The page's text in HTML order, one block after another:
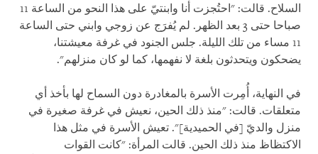
السلاح. قالت: "احتُجزت أنا وابنتيّ على هذا النحو من الساعة 11
صباحا حتى 3 بعد الظهر. لم يُفرَج عن زوجي وابني حتى الساعة
11 مساء من تلك الليلة. جلس الجنود في غرفة معيشتنا،
يضحكون ويتحدثون بلغة لا نفهمها، كما لو كان منزلهم".
في النهاية، أُمِرت الأسرة بالمغادرة دون السماح لها بأخذ أي
متعلقات. قالت: "منذ ذلك الحين، نعيش في غرفة صغيرة في
منزل والديّ [في الحميدية]". تعيش الأسرة في مثل هذا
الاكتظاظ منذ ذلك الحين. قالت المرأة: "كانت القوات